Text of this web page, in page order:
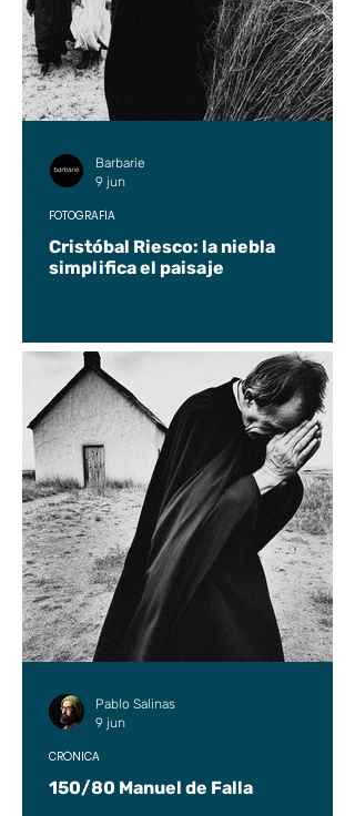
Cristóbal Riesco: la niebla
simplifica el paisaje
FOTOGRAFÍA
Barbarie
9 jun
150/80 Manuel de Falla
CRÓNICA
Pablo Salinas
9 jun